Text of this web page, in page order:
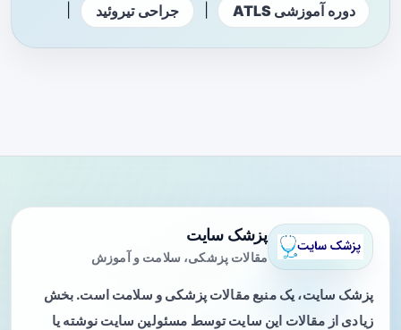
دوره آموزشی ATLS جراحی تیروئید
پزشک سایت
مقالات پزشکی، سلامت و آموزش
پزشک سایت، یک منبع مقالات پزشکی و سلامت است. بخش
زیادی از مقالات این سایت توسط مسئولین سایت نوشته یا